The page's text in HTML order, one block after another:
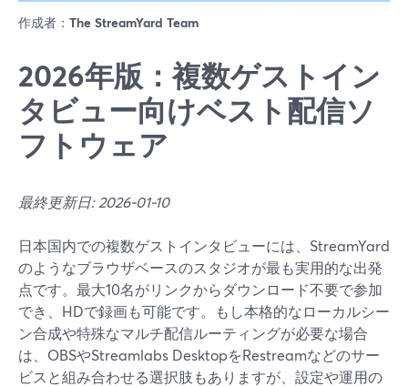
作成者： The StreamYard Team
2026年版：複数ゲストイン
タビュー向けベスト配信ソ
フトウェア
最終更新日: 2026-01-10
日本国内での複数ゲストインタビューには、StreamYard
のようなブラウザベースのスタジオが最も実用的な出発
点です。最大10名がリンクからダウンロード不要で参加
でき、HDで録画も可能です。もし本格的なローカルシー
ン合成や特殊なマルチ配信ルーティングが必要な場合
は、OBSやStreamlabs DesktopをRestreamなどのサー
ビスと組み合わせる選択肢もありますが、設定や運用の